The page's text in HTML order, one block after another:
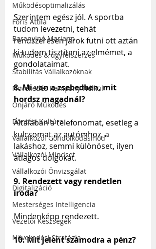
Működésoptimalizálás
Fóris Attila
Baranyiné Mariann
Működés & ügyfélszerzés
Stabilitás Vállalkozóknak
Növekedés Kampány Nélkül
Önjáró Működés
Döntési Kultúra
Vállalkozói Gondolkodásmód
Vállalkozói Mindset
Vállalkozói Önvizsgálat
Digitalizáció
Mesterséges Intelligencia
Vezetői Készségek
Növekedési Stratégia
Szerintem egész jól. A sportba
tudom levezetni, tehát
rendszeresen járok futni ott aztán
ki tudom tisztítani az elmémet, a
gondolataimat.
8. Mi van a zsebedben, mit
hordsz magadnál?
Általában a telefonomat, esetleg a
kulcsomat az autómhoz, a
lakáshoz, semmi különöset, ilyen
átlagos dolgokat.
9. Rendezett vagy rendetlen
iroda?
Mindenképp rendezett.
10. Mit jelent számodra a pénz?